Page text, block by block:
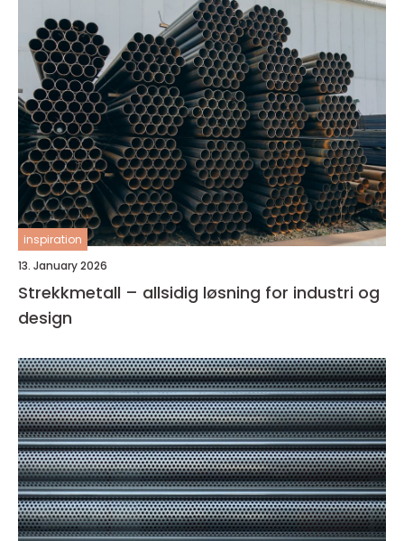
inspiration
13. January 2026
Strekkmetall – allsidig løsning for industri og
design